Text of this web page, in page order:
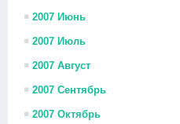
2007 Июнь
2007 Июль
2007 Август
2007 Сентябрь
2007 Октябрь